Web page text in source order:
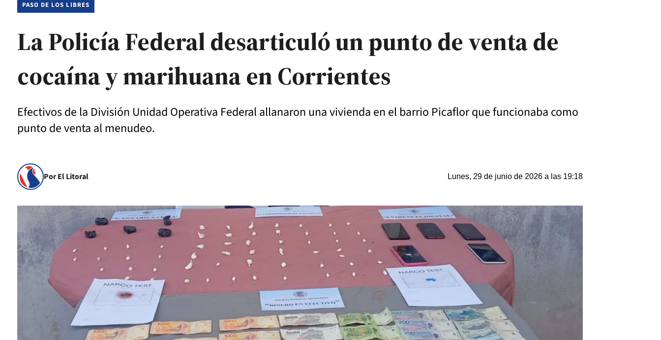
PASO DE LOS LIBRES
La Policía Federal desarticuló un punto de venta de
cocaína y marihuana en Corrientes
Efectivos de la División Unidad Operativa Federal allanaron una vivienda en el barrio Picaflor que funcionaba como
punto de venta al menudeo.
Por El Litoral Lunes, 29 de junio de 2026 a las 19:18